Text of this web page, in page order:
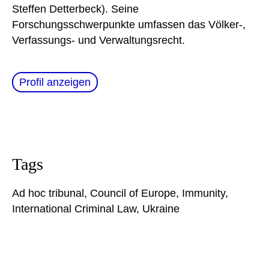
Steffen Detterbeck). Seine
Forschungsschwerpunkte umfassen das Völker-,
Verfassungs- und Verwaltungsrecht.
Profil anzeigen
Tags
Ad hoc tribunal , Council of Europe, Immunity,
International Criminal Law, Ukraine